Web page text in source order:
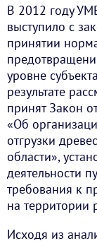
В 2012 году
выступило с
принятии
уровне
результате
принят Закон
«Об
отгрузки
области»,
деятельности
требования к
на территории
Исходя из